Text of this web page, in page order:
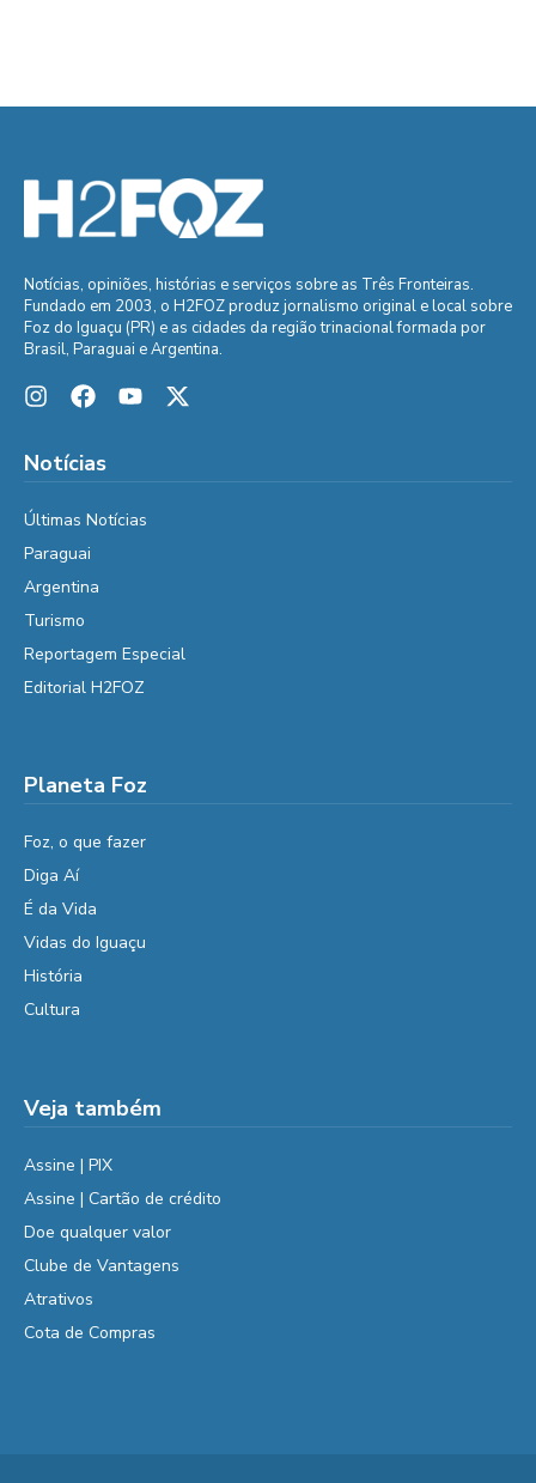
Notícias, opiniões, histórias e serviços sobre as Três Fronteiras.
Fundado em 2003, o H2FOZ produz jornalismo original e local sobre
Foz do Iguaçu (PR) e as cidades da região trinacional formada por
Brasil, Paraguai e Argentina.
Notícias
Últimas Notícias
Paraguai
Argentina
Turismo
Reportagem Especial
Editorial H2FOZ
Planeta Foz
Foz, o que fazer
Diga Aí
É da Vida
Vidas do Iguaçu
História
Cultura
Veja também
Assine | PIX
Assine | Cartão de crédito
Doe qualquer valor
Clube de Vantagens
Atrativos
Cota de Compras